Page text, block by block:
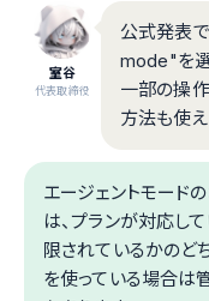
室谷
代表取締役
公式発表
mode"を選
一部の操
方法も使え
エージェントモード
は、プランが対応し
限されているかのど
を使っている場合は